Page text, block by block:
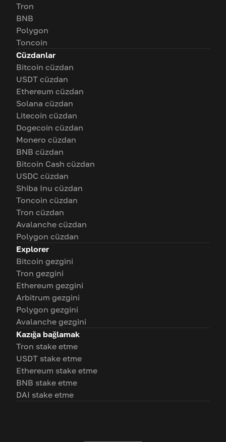
Tron
BNB
Polygon
Toncoin
Cüzdanlar
Bitcoin cüzdan
USDT cüzdan
Ethereum cüzdan
Solana cüzdan
Litecoin cüzdan
Dogecoin cüzdan
Monero cüzdan
BNB cüzdan
Bitcoin Cash cüzdan
USDC cüzdan
Shiba Inu cüzdan
Toncoin cüzdan
Tron cüzdan
Avalanche cüzdan
Polygon cüzdan
Explorer
Bitcoin gezgini
Tron gezgini
Ethereum gezgini
Arbitrum gezgini
Polygon gezgini
Avalanche gezgini
Kazığa bağlamak
Tron stake etme
USDT stake etme
Ethereum stake etme
BNB stake etme
DAI stake etme